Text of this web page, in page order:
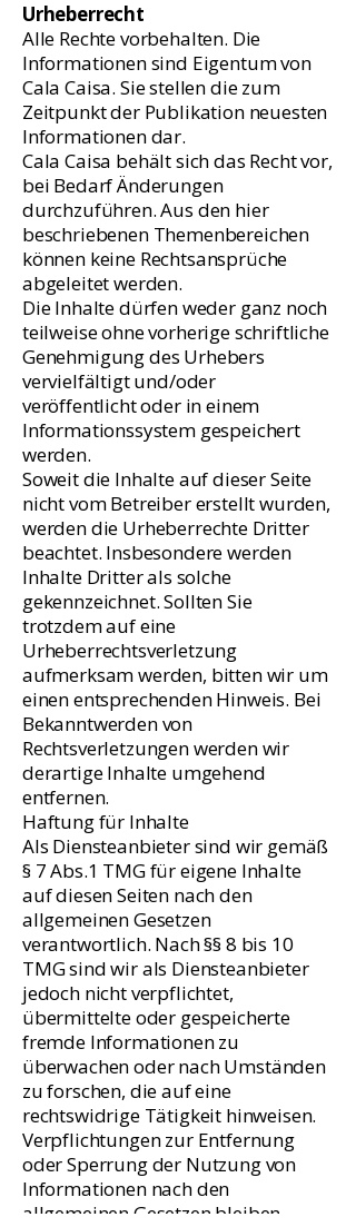
Urheberrecht
Alle Rechte vorbehalten. Die
Informationen sind Eigentum von
Cala Caisa. Sie stellen die zum
Zeitpunkt der Publikation neuesten
Informationen dar.
Cala Caisa behält sich das Recht vor,
bei Bedarf Änderungen
durchzuführen. Aus den hier
beschriebenen Themenbereichen
können keine Rechtsansprüche
abgeleitet werden.
Die Inhalte dürfen weder ganz noch
teilweise ohne vorherige schriftliche
Genehmigung des Urhebers
vervielfältigt und/oder
veröffentlicht oder in einem
Informationssystem gespeichert
werden.
Soweit die Inhalte auf dieser Seite
nicht vom Betreiber erstellt wurden,
werden die Urheberrechte Dritter
beachtet. Insbesondere werden
Inhalte Dritter als solche
gekennzeichnet. Sollten Sie
trotzdem auf eine
Urheberrechtsverletzung
aufmerksam werden, bitten wir um
einen entsprechenden Hinweis. Bei
Bekanntwerden von
Rechtsverletzungen werden wir
derartige Inhalte umgehend
entfernen.
Haftung für Inhalte
Als Diensteanbieter sind wir gemäß
§ 7 Abs.1 TMG für eigene Inhalte
auf diesen Seiten nach den
allgemeinen Gesetzen
verantwortlich. Nach §§ 8 bis 10
TMG sind wir als Diensteanbieter
jedoch nicht verpflichtet,
übermittelte oder gespeicherte
fremde Informationen zu
überwachen oder nach Umständen
zu forschen, die auf eine
rechtswidrige Tätigkeit hinweisen.
Verpflichtungen zur Entfernung
oder Sperrung der Nutzung von
Informationen nach den
allgemeinen Gesetzen bleiben